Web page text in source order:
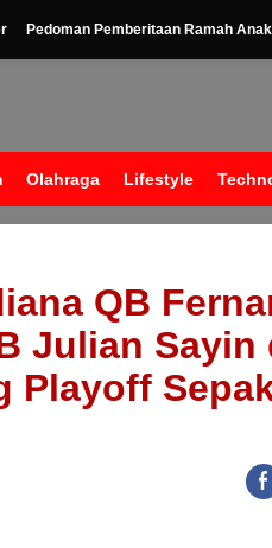
Pedoman Pemberitaan Ramah Anak
Olahraga Lifestyle
QB
Julian Sayin
Playoff